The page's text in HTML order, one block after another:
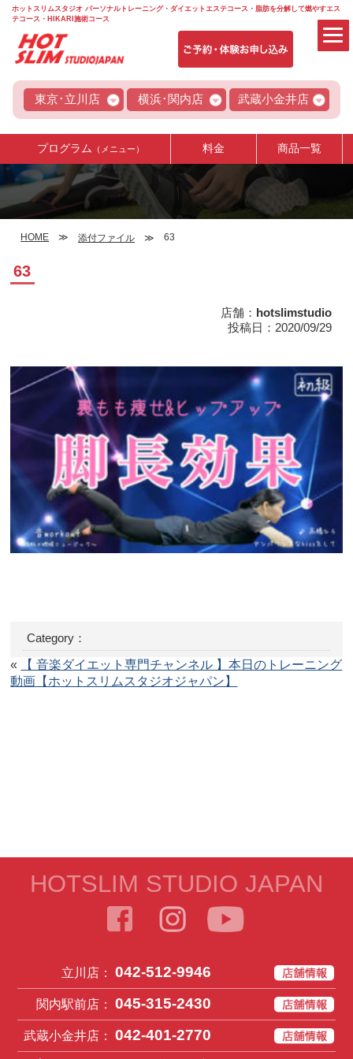
ホットスリムスタジオ パーソナルトレーニング・ダイエットエステコース・脂肪を分解して燃やすエス
テコース・HIKARI施術コース
東京･立川店 横浜･関内店 武蔵小金井店
プログラム （メニュー） 料金 商品一覧
HOME 添付ファイル 63
63
店舗： hotslimstudio
投稿日：2020/09/29
Category：
«
【 音楽ダイエット専門チャンネル 】本日のトレーニング
動画【ホットスリムスタジオジャパン】
HOTSLIM STUDIO JAPAN
立川店： 042-512-9946
関内駅前店： 045-315-2430
武蔵小金井店： 042-401-2770